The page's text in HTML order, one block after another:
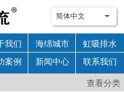
简体中文
我们 海绵城市
虹吸排水
案例 新闻中心
联系我们
查看分类